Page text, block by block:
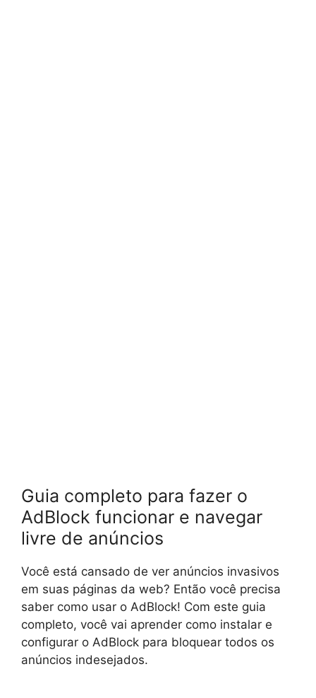
Guia completo para fazer o
AdBlock funcionar e navegar
livre de anúncios
Você está cansado de ver anúncios invasivos
em suas páginas da web? Então você precisa
saber como usar o AdBlock! Com este guia
completo, você vai aprender como instalar e
configurar o AdBlock para bloquear todos os
anúncios indesejados.